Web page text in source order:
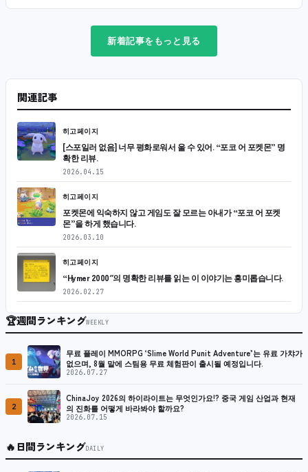
新着記事をもっと見る
関連記事
히고페이지
[스포일러 없음] 너무 평화로워서 울 수 있어. “포코 어 포켓몬” 명
확한 리뷰.
2026.04.15
히고페이지
포켓몬에 익숙하지 않고 게임도 잘 모르는 아내가 “포코 어 포켓
몬”을 하게 했습니다.
2026.03.10
히고페이지
“Hymer 2000″의 명확한 리뷰를 읽는 이 이야기는 흥미롭습니다.
2026.02.27
🏆週間ランキングWEEKLY
1
무료 플레이 MMORPG ‘Slime World Punit Adventure’는 유료 가챠가
없으며, 8월 말에 스팀용 무료 체험판이 출시될 예정입니다.
2026.07.27
2
ChinaJoy 2026의 하이라이트는 무엇인가요!? 중국 게임 산업과 현재
의 진화를 어떻게 바라봐야 할까요?
2026.07.15
🔥日間ランキングDAILY